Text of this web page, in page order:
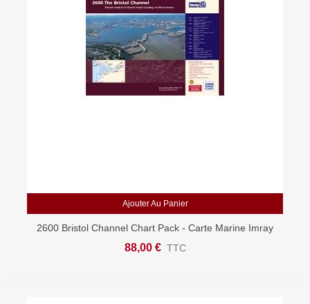
Ajouter Au Panier
2600 Bristol Channel Chart Pack - Carte Marine Imray
88,00 € TTC